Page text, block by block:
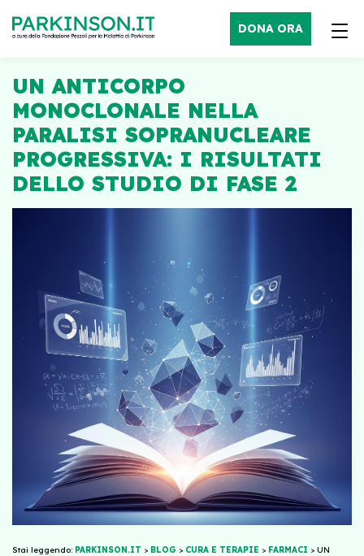
DONA ORA
UN ANTICORPO
MONOCLONALE NELLA
PARALISI SOPRANUCLEARE
PROGRESSIVA: I RISULTATI
DELLO STUDIO DI FASE 2
Stai leggendo: PARKINSON.IT > BLOG > CURA E TERAPIE > FARMACI > UN